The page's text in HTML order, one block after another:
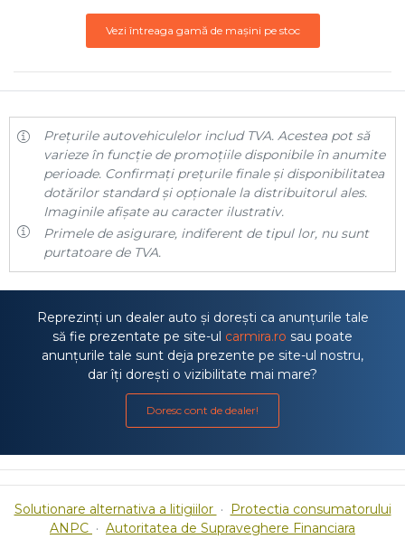
Vezi întreaga gamă de mașini pe stoc
Prețurile autovehiculelor includ TVA. Acestea pot să
varieze în funcție de promoțiile disponibile în anumite
perioade. Confirmați prețurile finale și disponibilitatea
dotărilor standard și opționale la distribuitorul ales.
Imaginile afișate au caracter ilustrativ.
Primele de asigurare, indiferent de tipul lor, nu sunt
purtatoare de TVA.
Reprezinți un dealer auto și dorești ca anunțurile tale
să fie prezentate pe site-ul carmira.ro sau poate
anunțurile tale sunt deja prezente pe site-ul nostru,
dar îți dorești o vizibilitate mai mare?
Doresc cont de dealer!
Solutionare alternativa a litigiilor · Protectia consumatorului
ANPC · Autoritatea de Supraveghere Financiara